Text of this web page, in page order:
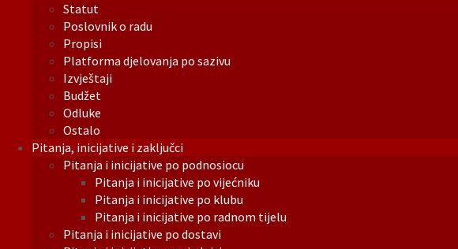
Statut
Poslovnik o radu
Propisi
Platforma djelovanja po sazivu
Izvještaji
Budžet
Odluke
Ostalo
Pitanja, inicijative i zaključci
Pitanja i inicijative po podnosiocu
Pitanja i inicijative po vijećniku
Pitanja i inicijative po klubu
Pitanja i inicijative po radnom tijelu
Pitanja i inicijative po dostavi